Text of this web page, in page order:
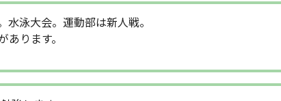
水泳大会。運動部は新人戦。
あります。